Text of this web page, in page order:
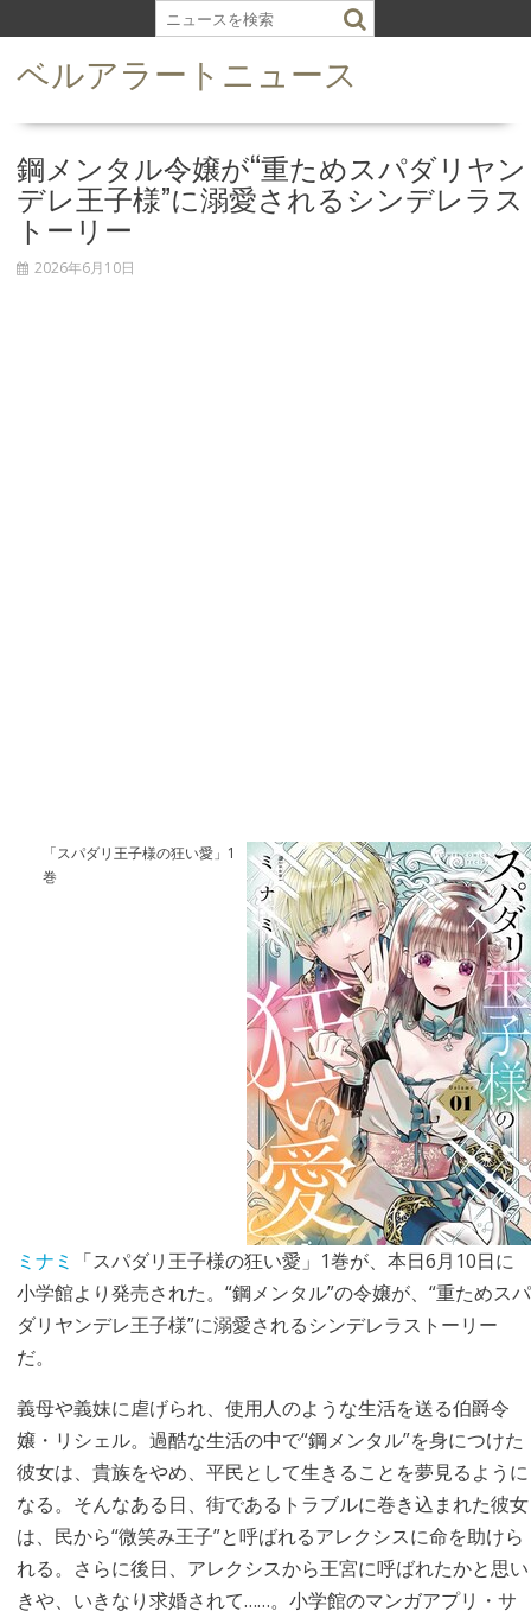
k
ベルアラートニュース
鋼メンタル令嬢が“重ためスパダリヤン
デレ王子様”に溺愛されるシンデレラス
トーリー
2026年6月10日
「スパダリ王子様の狂い愛」1
巻
ミナミ
「スパダリ王子様の狂い愛」1巻が、本日6月10日に
小学館より発売された。“鋼メンタル”の令嬢が、“重ためスパ
ダリヤンデレ王子様”に溺愛されるシンデレラストーリー
だ。
義母や義妹に虐げられ、使用人のような生活を送る伯爵令
嬢・リシェル。過酷な生活の中で“鋼メンタル”を身につけた
彼女は、貴族をやめ、平民として生きることを夢見るように
なる。そんなある日、街であるトラブルに巻き込まれた彼女
は、民から“微笑み王子”と呼ばれるアレクシスに命を助けら
れる。さらに後日、アレクシスから王宮に呼ばれたかと思い
きや、いきなり求婚されて……。小学館のマンガアプリ・サ